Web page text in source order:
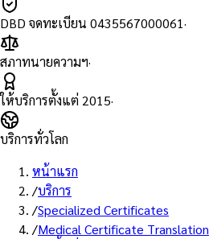
DBD จดทะเบียน 0435567000061·
สภาทนายความฯ·
ให้บริการตั้งแต่ 2015·
บริการทั่วโลก
หน้าแรก
/บริการ
/Specialized Certificates
/Medical Certificate Translation